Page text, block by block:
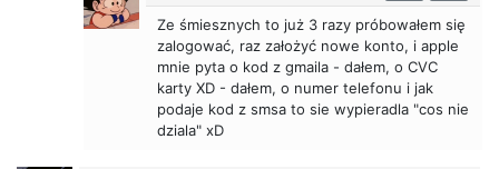
Ze śmiesznych to już 3 razy próbowałem się
zalogować, raz założyć nowe konto, i apple
mnie pyta o kod z gmaila - dałem, o CVC
karty XD - dałem, o numer telefonu i jak
podaje kod z smsa to sie wypieradla "cos nie
dziala" xD